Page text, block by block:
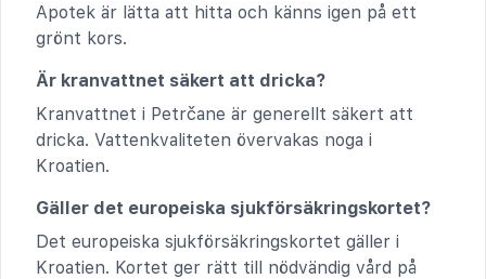
Apotek är lätta att hitta och känns igen på ett
grönt kors.
Är kranvattnet säkert att dricka?
Kranvattnet i Petrčane är generellt säkert att
dricka. Vattenkvaliteten övervakas noga i
Kroatien.
Gäller det europeiska sjukförsäkringskortet?
Det europeiska sjukförsäkringskortet gäller i
Kroatien. Kortet ger rätt till nödvändig vård på